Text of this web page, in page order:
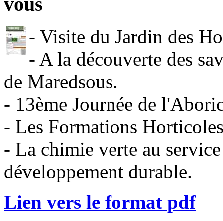
- Visite du Jardin des
- A la découverte des
de Maredsous.
- 13ème Journée de
- Les Formations
- La chimie verte au
développement durable.
Lien vers le format pdf